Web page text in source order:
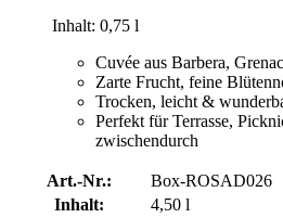
Inhalt: 0,75 l
Cuvée aus Barbera,
Zarte Frucht, feine
Trocken, leicht &
Perfekt für Terrasse,
zwischendurch
Art.-Nr.:
Box-ROSAD026
Inhalt:
4,50 l